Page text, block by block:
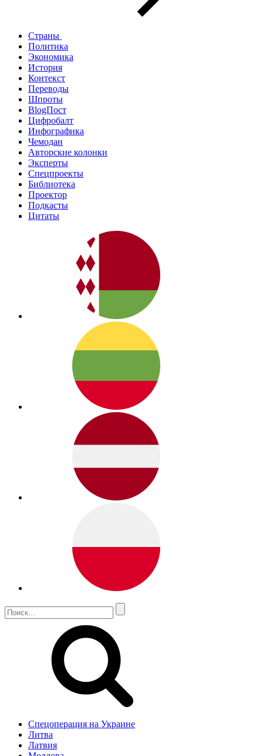
Страны
Политика
Экономика
История
Контекст
Переводы
Шпроты
BlogПост
Цифробалт
Инфографика
Чемодан
Авторские колонки
Эксперты
Спецпроекты
Библиотека
Проектор
Подкасты
Цитаты
Спецоперация на Украине
Литва
Латвия